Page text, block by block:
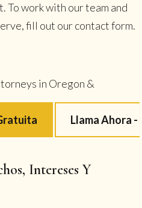
To work with our team and
fill out our contact form.
Llama Ahora -
Intereses Y